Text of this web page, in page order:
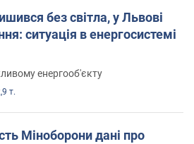
без світла, у Львові
ситуація в енергосистемі
енергооб'єкту
т.
Міноборони дані про